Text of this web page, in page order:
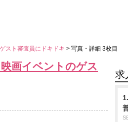
スト審査員にドキドキ > 写真・詳細 3枚目
画イベントのゲス
求